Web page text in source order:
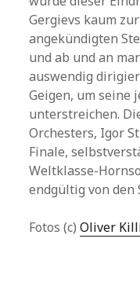
Gergievs kaum
angekündigten
und ab und an
auswendig
Geigen, um seine
unterstreichen.
Orchesters, Igor
Finale,
Weltklasse-
endgültig von den
Fotos (c)Oliver